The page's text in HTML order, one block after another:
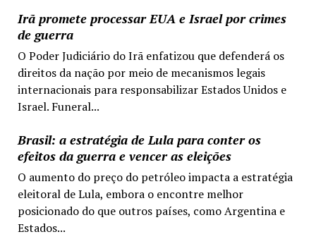
Irã promete processar EUA e Israel por crimes
de guerra
O Poder Judiciário do Irã enfatizou que defenderá os
direitos da nação por meio de mecanismos legais
internacionais para responsabilizar Estados Unidos e
Israel. Funeral...
Brasil: a estratégia de Lula para conter os
efeitos da guerra e vencer as eleições
O aumento do preço do petróleo impacta a estratégia
eleitoral de Lula, embora o encontre melhor
posicionado do que outros países, como Argentina e
Estados...